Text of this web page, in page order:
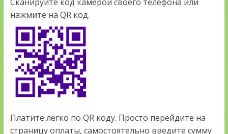
нажмите на QR код.
Платите легко по QR коду. Просто перейдите на
страницу оплаты, самостоятельно введите сумму